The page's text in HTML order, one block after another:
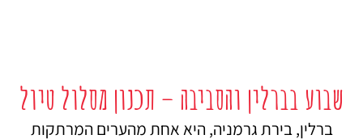
שבוע בברלין והסביבה – תכנון מסלול טיול
ברלין, בירת גרמניה, היא אחת מהערים המרתקות